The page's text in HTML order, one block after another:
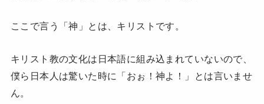
ここで言う「神」とは、キリストです。
キリスト教の文化は日本語に組み込まれていないので、
僕ら日本人は驚いた時に「おぉ！神よ！」とは言いませ
ん。